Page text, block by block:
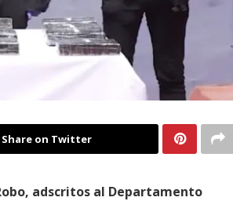
Share on Twitter
adscritos al Departamento